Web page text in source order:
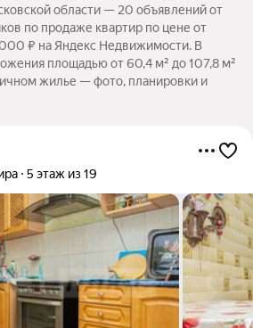
области — 20 объявлений от
по продаже квартир по цене от
₽ на Яндекс Недвижимости. В
площадью от 60,4 м² до 107,8 м²
жилье — фото, планировки и
5 этаж из 19